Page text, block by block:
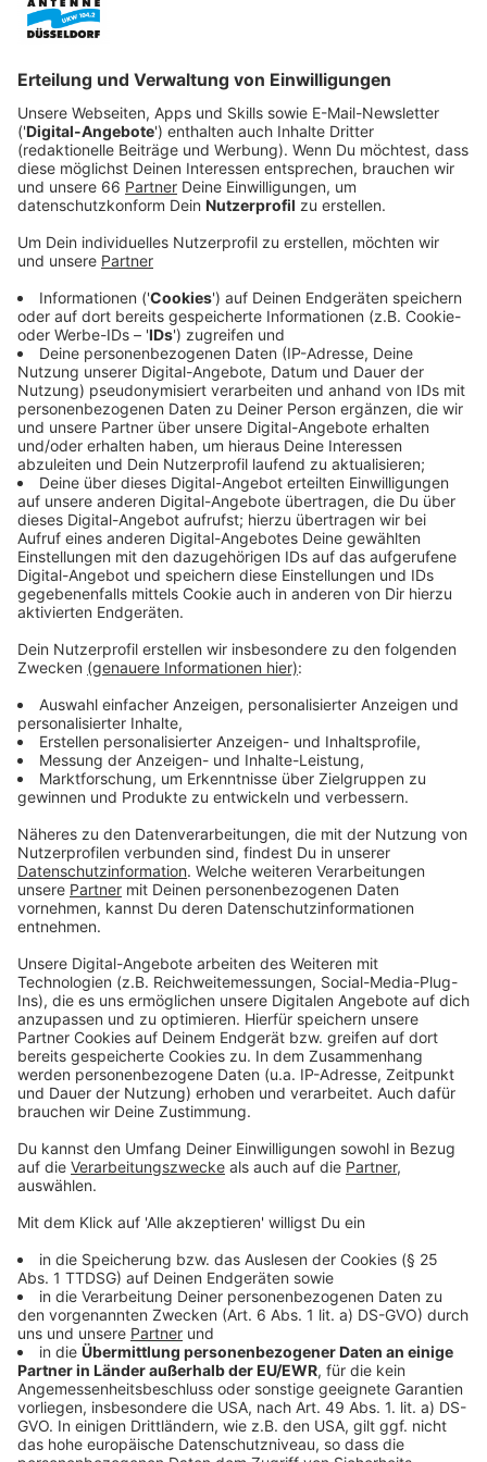
Veröffentlicht:
Anzeige
Ihr Leben in Isolation ändert sich jedoch, als der
berüchtigte Immobilienmogul Nile Jarvis (Matthew
Rhys) ins Nachbarhaus zieht – ein Mann, dessen Frau
einst spurlos verschwand und der seither von dunklen
Gerüchten umgeben ist. Zwischen Faszination und
Misstrauen beginnt Aggie, in seiner Vergangenheit zu
wühlen. Während sie versucht, die Wahrheit über das
Verschwinden seiner Frau herauszufinden, gerät sie
immer tiefer in ein gefährliches Spiel aus Täuschung,
Schuld und Selbstzerstörung, das sie zwingt, sich auch
ihren eigenen Dämonen zu stellen.
Streaming-Dienst: Netflix
Anzeige
Wir benötigen Ihre
Zustimmung, um den YouTube
Video-Service zu laden!
Wir verwenden einen Service eines
Drittanbieters, um Videoinhalte
einzubetten. Dieser Service kann
Daten zu Ihren Aktivitäten
Details durch und stimmen Sie der
Nutzung des Service zu, um dieses
Video anzusehen.
Akzeptieren
powered byUsercentrics Consent
Management Platform
Aggie ahnt, dass ihr Nachbar kein unbeschriebenes
Blatt ist. Doch auf der Suche nach der Wahrheit muss
sie sich auch ihren eigenen Dämonen stellen.
Anzeige
Immobilienmogul NIle ist ein einziges Rätsel. Was hat
er mit dem Verschwinden seiner Frau zu tun?
©Copyright: Netflix
Zwischen Nile und Aggie entwickelt sich ein Katz-und-
Maus-Spiel.
Anzeige